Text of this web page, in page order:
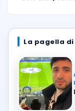
La pagella